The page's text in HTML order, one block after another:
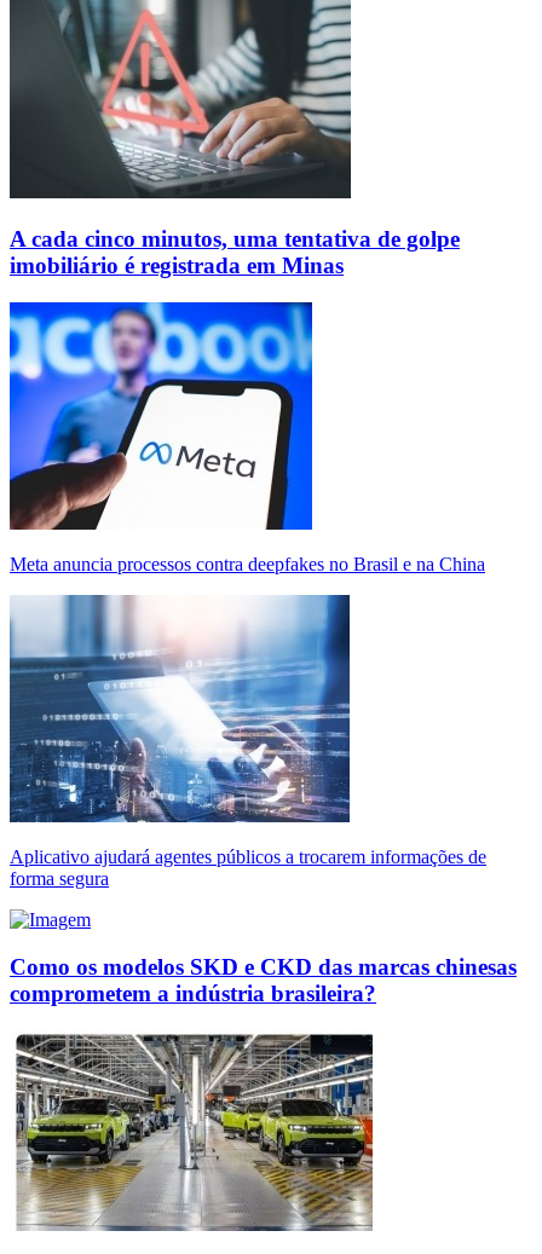
A cada cinco minutos, uma tentativa de golpe
imobiliário é registrada em Minas
Meta anuncia processos contra deepfakes no Brasil e na China
Aplicativo ajudará agentes públicos a trocarem informações de
forma segura
Como os modelos SKD e CKD das marcas chinesas
comprometem a indústria brasileira?